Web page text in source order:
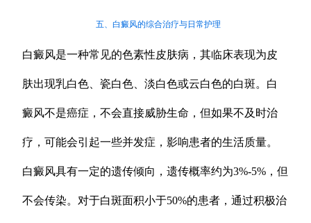
五、白癜风的综合治疗与日常护理
白癜风是一种常见的色素性皮肤病，其临床表现为皮
肤出现乳白色、瓷白色、淡白色或云白色的白斑。白
癜风不是癌症，不会直接威胁生命，但如果不及时治
疗，可能会引起一些并发症，影响患者的生活质量。
白癜风具有一定的遗传倾向，遗传概率约为3%-5%，但
不会传染。对于白斑面积小于50%的患者，通过积极治